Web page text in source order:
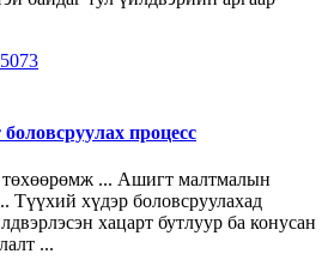
процесс
төхөөрөмж ... Ашигт малтмалын
Түүхий хүдэр боловсруулахад
хацарт бутлуур ба конусан
...